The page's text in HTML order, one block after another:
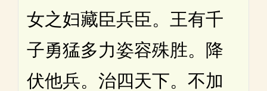
女之妇藏臣兵臣。王有千
子勇猛多力姿容殊胜。降
伏他兵。治四天下。不加